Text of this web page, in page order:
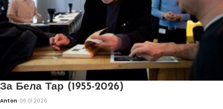
За Бела Тар (1955-2026)
Anton 06.01.2026